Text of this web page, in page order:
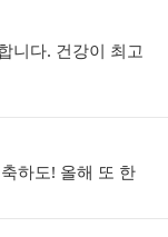
니다. 건강이 최고
하도! 올해 또 한